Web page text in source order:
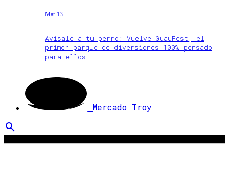
Mar 13
Avísale a tu perro: Vuelve GuauFest, el
primer parque de diversiones 100% pensado
para ellos
Mercado Troy
search